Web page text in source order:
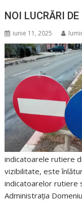
NOI LUCRĂRI
iunie 11, 2025
indicatoarele rutiere
vizibilitate, este
indicatoarelor rutiere
Administrația